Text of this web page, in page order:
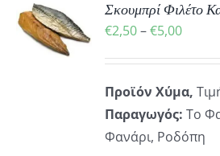
Σκουμπρί Φιλέτο
€2,50–€5,00Price
€5,00
Προϊόν Χύμα,
Παραγωγός: Το
Φανάρι, Ροδόπη